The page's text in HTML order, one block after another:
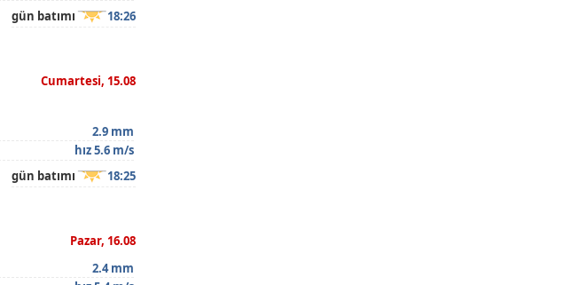
gün batımı 18:26
Cumartesi, 15.08
2.9 mm
hız 5.6 m/s
gün batımı 18:25
Pazar, 16.08
2.4 mm